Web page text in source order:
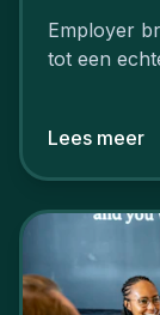
Employer
tot een
Lees meer